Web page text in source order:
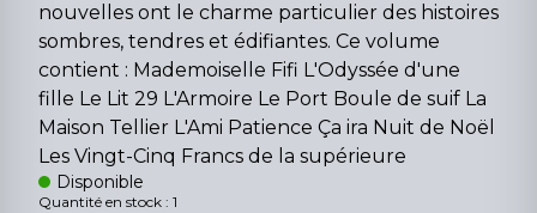
nouvelles ont le charme particulier des histoires
sombres, tendres et édifiantes. Ce volume
contient : Mademoiselle Fifi L'Odyssée d'une
fille Le Lit 29 L'Armoire Le Port Boule de suif La
Maison Tellier L'Ami Patience Ça ira Nuit de Noël
Les Vingt-Cinq Francs de la supérieure
Disponible
Quantité en stock : 1